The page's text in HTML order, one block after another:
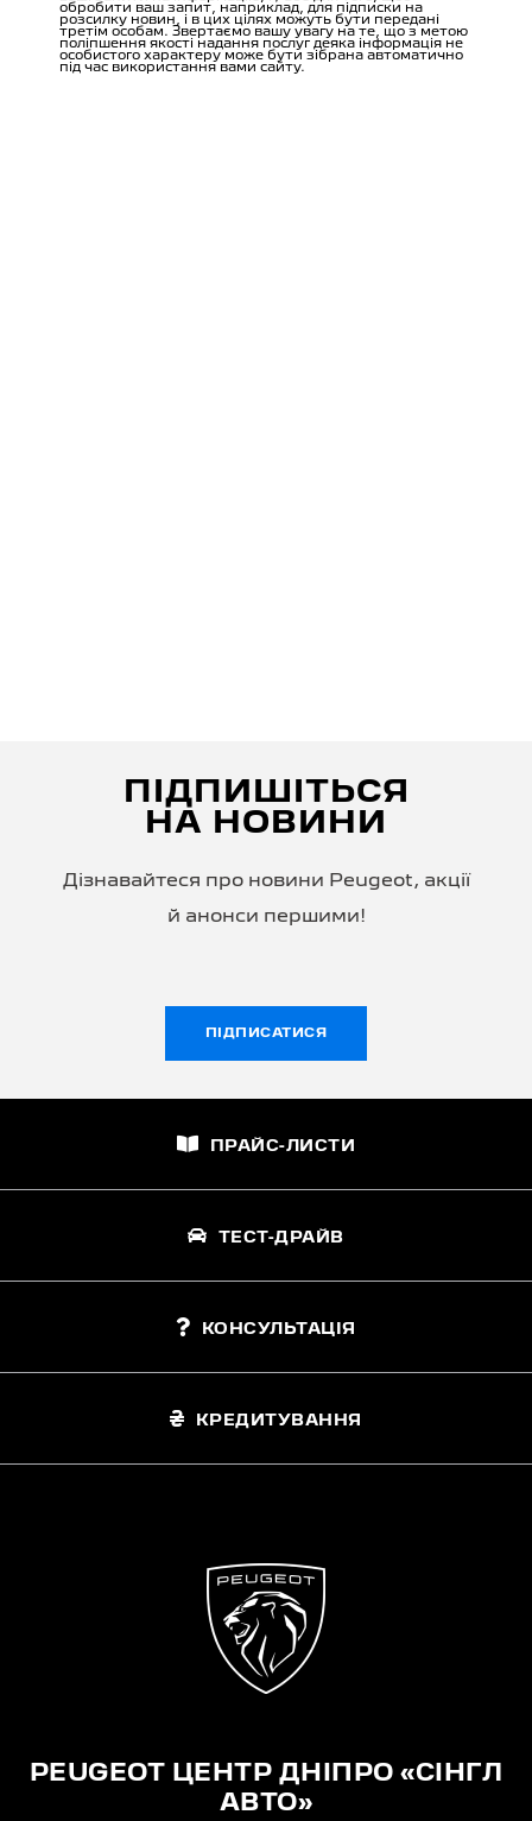
ПІДПИШІТЬСЯ
НА НОВИНИ
Дізнавайтеся про новини Peugeot, акції
й анонси першими!
ПІДПИСАТИСЯ
ПРАЙС-ЛИСТИ
ТЕСТ-ДРАЙВ
КОНСУЛЬТАЦІЯ
КРЕДИТУВАННЯ
PEUGEOT ЦЕНТР ДНІПРО «СІНГЛ
АВТО»